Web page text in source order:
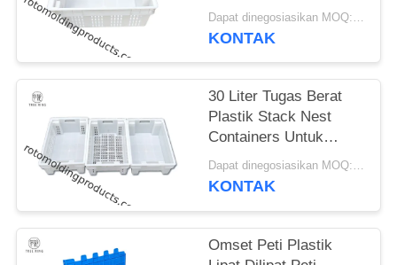
Memancing Totes
Untuk Buah Pertanian
Dapat dinegosiasikan MOQ:Negosiasi
KONTAK
30 Liter Tugas Berat
Plastik Stack Nest
Containers Untuk
Pengolahan Pangan
Umum
Dapat dinegosiasikan MOQ:Negosiasi
KONTAK
Omset Peti Plastik